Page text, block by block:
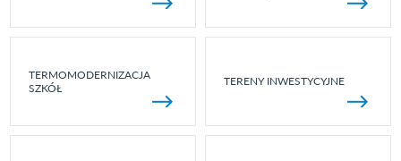
TERMOMODERNIZACJA
SZKÓŁ
TERENY INWESTYCYJNE